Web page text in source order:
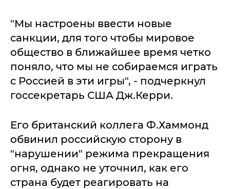
"Мы настроены ввести новые
санкции, для того чтобы мировое
общество в ближайшее время четко
поняло, что мы не собираемся играть
с Россией в эти игры", - подчеркнул
госсекретарь США Дж.Керри.
Его британский коллега Ф.Хаммонд
обвинил российскую сторону в
"нарушении" режима прекращения
огня, однако не уточнил, как его
страна будет реагировать на